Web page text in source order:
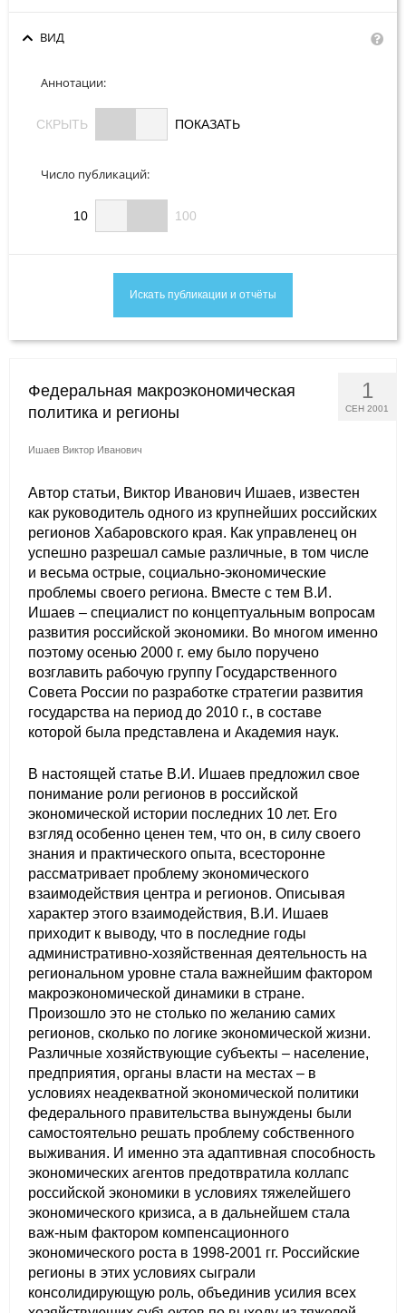
Редакционная этика
Общие требования
Научные труды
Редакционная этика
Общие требования
Стандарты оформления
Семинары
Энергетический семинар
Российско-французский семинар
ЦДУ
Отрасли и регионы
Inforum
Ученый совет
Материалы
О совете
Регулярные прогнозы
Квартальный прогноз
Краткосрочный прогноз
Оценка индекса промышленного
производства
Российская Система Климатического
Мониторинга
Центр «Климатическая политика и экономика
России»
Образование и карьера
ВИД
Аннотации:
CКРЫТЬ ПОКАЗАТЬ
Число публикаций:
10 100
1
СЕН 2001
Федеральная макроэкономическая
политика и регионы
Ишаев Виктор Иванович
Автор статьи, Виктор Иванович Ишаев, известен
как руководитель одного из крупнейших российских
регионов Хабаровского края. Как управленец он
успешно разрешал самые различные, в том числе
и весьма острые, социально-экономические
проблемы своего региона. Вместе с тем В.И.
Ишаев – специалист по концептуальным вопросам
развития российской экономики. Во многом именно
поэтому осенью 2000 г. ему было поручено
возглавить рабочую группу Государственного
Совета России по разработке стратегии развития
государства на период до 2010 г., в составе
которой была представлена и Академия наук.
В настоящей статье В.И. Ишаев предложил свое
понимание роли регионов в российской
экономической истории последних 10 лет. Его
взгляд особенно ценен тем, что он, в силу своего
знания и практического опыта, всесторонне
рассматривает проблему экономического
взаимодействия центра и регионов. Описывая
характер этого взаимодействия, В.И. Ишаев
приходит к выводу, что в последние годы
административно-хозяйственная деятельность на
региональном уровне стала важнейшим фактором
макроэкономической динамики в стране.
Произошло это не столько по желанию самих
регионов, сколько по логике экономической жизни.
Различные хозяйствующие субъекты – население,
предприятия, органы власти на местах – в
условиях неадекватной экономической политики
федерального правительства вынуждены были
самостоятельно решать проблему собственного
выживания. И именно эта адаптивная способность
экономических агентов предотвратила коллапс
российской экономики в условиях тяжелейшего
экономического кризиса, а в дальнейшем стала
важ-ным фактором компенсационного
экономического роста в 1998-2001 гг. Российские
регионы в этих условиях сыграли
консолидирующую роль, объединив усилия всех